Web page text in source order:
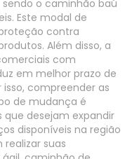
o caminhão baú
Este modal de
contra
Além disso, a
com
em melhor prazo de
compreender as
de mudança é
desejam expandir
disponíveis na região
suas